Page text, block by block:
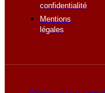
confidentialité
Mentions
légales